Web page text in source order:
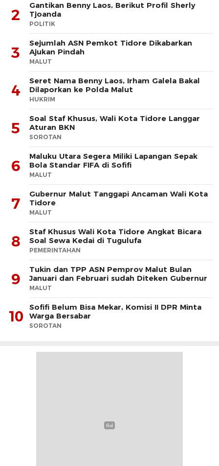
2
Gantikan Benny Laos, Berikut Profil Sherly
Tjoanda
POLITIK
3
Sejumlah ASN Pemkot Tidore Dikabarkan
Ajukan Pindah
MALUT
4
Seret Nama Benny Laos, Irham Galela Bakal
Dilaporkan ke Polda Malut
HUKRIM
5
Soal Staf Khusus, Wali Kota Tidore Langgar
Aturan BKN
SOROTAN
6
Maluku Utara Segera Miliki Lapangan Sepak
Bola Standar FIFA di Sofifi
MALUT
7
Gubernur Malut Tanggapi Ancaman Wali Kota
Tidore
MALUT
8
Staf Khusus Wali Kota Tidore Angkat Bicara
Soal Sewa Kedai di Tugulufa
PEMERINTAHAN
9
Tukin dan TPP ASN Pemprov Malut Bulan
Januari dan Februari sudah Diteken Gubernur
MALUT
10
Sofifi Belum Bisa Mekar, Komisi II DPR Minta
Warga Bersabar
SOROTAN